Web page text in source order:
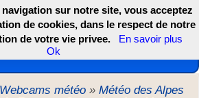
France, DOM TOM et COM
Webcams météo » Météo des Alpes
sur notre site, vous acceptez
de cookies, dans le respect de notre
de votre vie privee.
En savoir plus
Ok